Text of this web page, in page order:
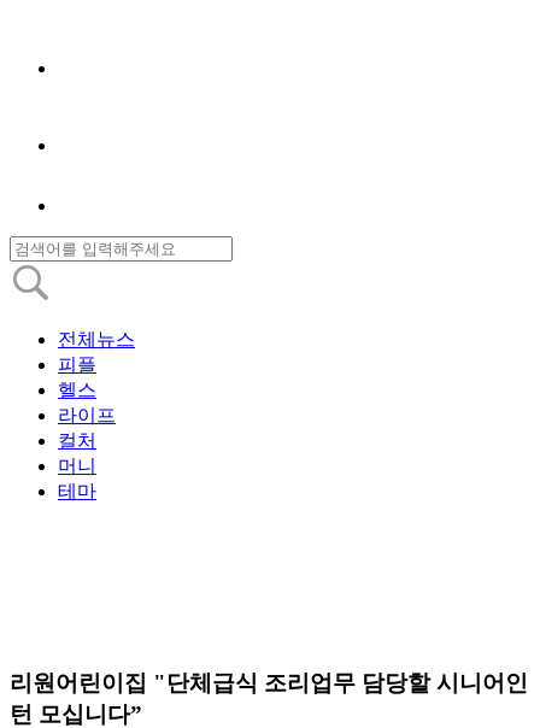
전체뉴스
피플
헬스
라이프
컬처
머니
테마
리원어린이집 "단체급식 조리업무 담당할 시니어인
턴 모십니다”